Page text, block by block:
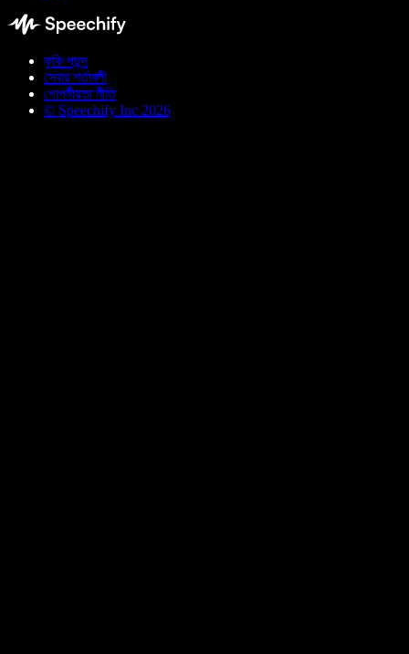
কুকি পছন্দ
সেবার শর্তাবলী
গোপনীয়তা নীতি
© Speechify Inc 2026